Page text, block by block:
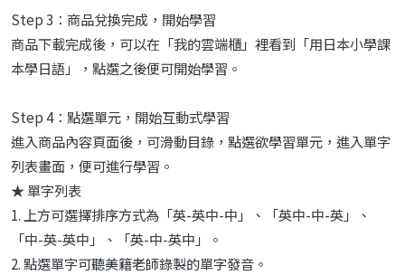
Step 3：商品兌換完成，開始學習
商品下載完成後，可以在「我的雲端櫃」裡看到「用日本小學課
本學日語」，點選之後便可開始學習。
Step 4：點選單元，開始互動式學習
進入商品內容頁面後，可滑動目錄，點選欲學習單元，進入單字
列表畫面，便可進行學習。
★ 單字列表
1. 上方可選擇排序方式為「英-英中-中」、「英中-中-英」、
「中-英-英中」、「英-中-英中」。
2. 點選單字可聽美籍老師錄製的單字發音。